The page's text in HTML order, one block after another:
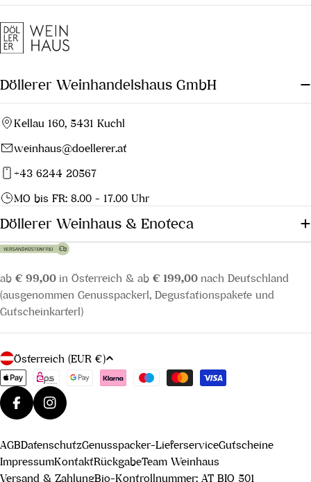
Döllerer Weinhandelshaus GmbH
Kellau 160, 5431 Kuchl
weinhaus@doellerer.at
+43 6244 20567
MO bis FR: 8.00 - 17.00 Uhr
Döllerer Weinhaus & Enoteca
ab € 99,00 in Österreich & ab € 199,00 nach Deutschland
(ausgenommen Genusspackerl, Degustationspakete und
Gutscheinkarterl)
L
a
n
d
R
e
Österreich (EUR €)
Zahlungsmethoden
FacebookInstagram
AGBDatenschutzGenusspacker-LieferserviceGutscheine
ImpressumKontaktRückgabeTeam Weinhaus
Versand & ZahlungBio-Kontrollnummer: AT BIO 501